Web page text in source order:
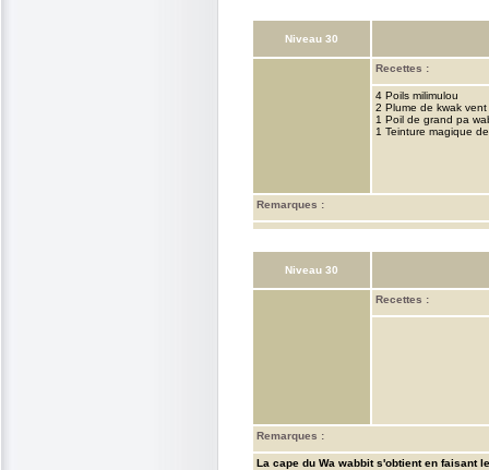
Niveau 30
Recettes :
4 Poils milimulou
2 Plume de kwak vent
1 Poil de grand pa
1 Teinture magique
Remarques :
Niveau 30
Recettes :
Remarques :
La cape du Wa wabbit s'obtient en faisant